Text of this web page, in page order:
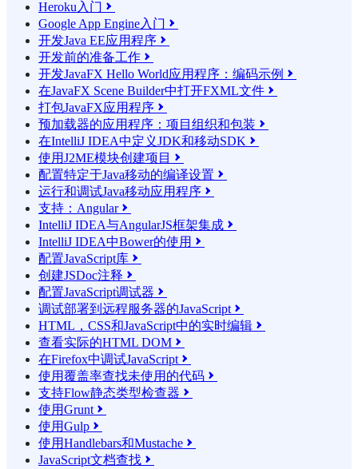
Heroku入门 
Google App Engine入门 
开发Java EE应用程序 
开发前的准备工作 
开发JavaFX Hello World应用程序：编码示例 
在JavaFX Scene Builder中打开FXML文件 
打包JavaFX应用程序 
预加载器的应用程序：项目组织和包装 
在IntelliJ IDEA中定义JDK和移动SDK 
使用J2ME模块创建项目 
配置特定于Java移动的编译设置 
运行和调试Java移动应用程序 
支持：Angular
IntelliJ IDEA与AngularJS框架集成 
IntelliJ IDEA中Bower的使用 
配置JavaScript库 
创建JSDoc注释 
配置JavaScript调试器 
调试部署到远程服务器的JavaScript 
HTML，CSS和JavaScript中的实时编辑 
查看实际的HTML DOM 
在Firefox中调试JavaScript 
使用覆盖率查找未使用的代码 
支持Flow静态类型检查器 
使用Grunt 
使用Gulp 
使用Handlebars和Mustache 
JavaScript文档查找 